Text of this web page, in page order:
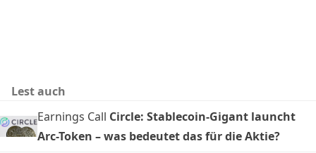
Lest auch
Earnings Call Circle: Stablecoin-Gigant launcht
Arc-Token – was bedeutet das für die Aktie?